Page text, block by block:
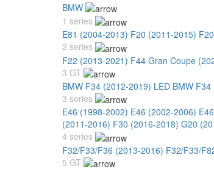
BMW
1 series
E81 (2004-2013) F20 (2011-2015)
2 series
F22 (2013-2021) F44 Gran Coupe
3 GT
BMW F34 (2012-2019) LED BMW
3 series
E46 (1998-2002) E46 (2002-2006)
(2011-2016) F30 (2016-2018) G20
4 series
F32/F33/F36 (2013-2016) F32/F33/
5 GT